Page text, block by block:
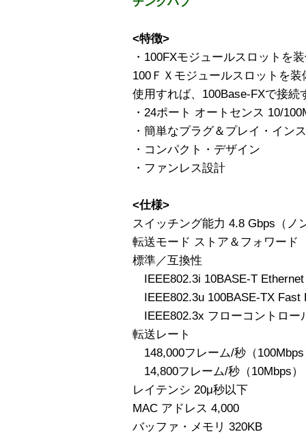
<特徴>
・100FXモジュールスロットを
100ＦＸモジュールスロットを
使用すれば、100Base-FXで接続
・24ポート オートセンス 10/
・簡単なプラグ＆プレイ・イン
・コンパクト・デザイン
・ファンレス設計
<仕様>
スイッチング能力 4.8 Gbps（ノ
転送モード ストア＆フォワード
標準／互換性
IEEE802.3i 10BASE-T Ethernet
IEEE802.3u 100BASE-TX Fast
IEEE802.3x フローコントロー
転送レート
148,000フレーム/秒（
14,800フレーム/秒（10Mbps）
レイテンシ 20μ秒以下
MAC アドレス 4,000
バッファ・メモリ 320KB